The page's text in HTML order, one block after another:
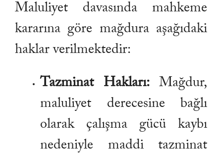
Maluliyet davasında mahkeme
kararına göre mağdura aşağıdaki
haklar verilmektedir:
Tazminat Hakları:Mağdur,
maluliyet derecesine bağlı
olarak çalışma gücü kaybı
nedeniyle maddi tazminat